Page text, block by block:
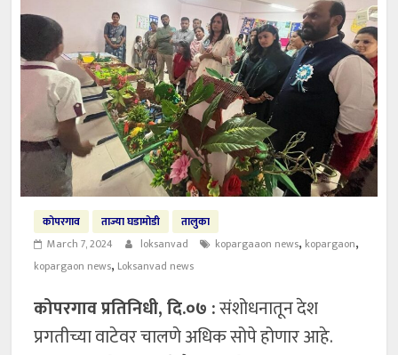
कोपरगाव ताज्या घडामोडी
तालुका
March 7, 2024
loksanvad kopargaaon news, kopargaon,
kopargaon news, Loksanvad news
कोपरगाव प्रतिनिधी, दि.०७ :संशोधनातून देश
प्रगतीच्या वाटेवर चालणे अधिक सोपे होणार आहे.